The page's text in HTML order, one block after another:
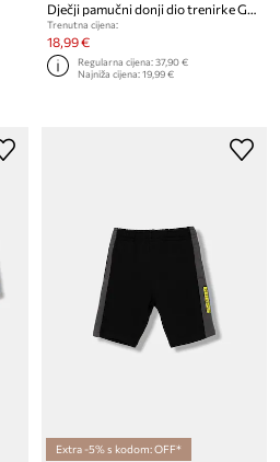
Dječji pamučni donji dio trenirke Guess
Trenutna cijena:
18,99 €
Regularna cijena:37,90 €
Najniža cijena:19,99 €
Extra -5% s kodom: OFF*